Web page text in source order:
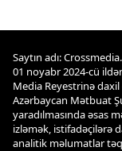
Saytın adı:
01 noyabr 2024-cü
Media Reyestrinə
Azərbaycan Mətbuat
yaradılmasında əsas
izləmək, istifadəçilərə
analitik məlumatlar